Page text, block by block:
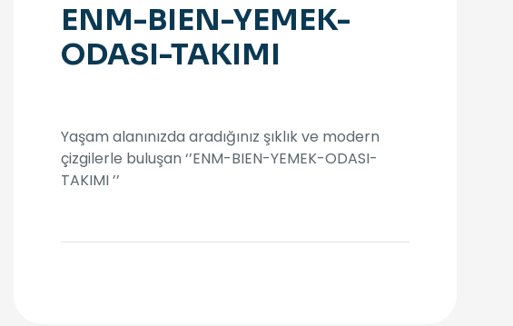
ENM-BIEN-YEMEK-
ODASI-TAKIMI
Yaşam alanınızda aradığınız şıklık ve modern
çizgilerle buluşan ‘’ENM-BIEN-YEMEK-ODASI-
TAKIMI ’’